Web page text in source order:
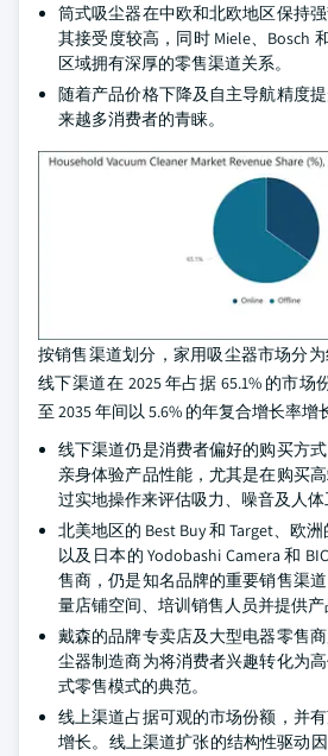
筒式吸尘器在中欧和北欧地区保持
其接受度较高，同时 Miele、Bosch
区域拥有深厚的零售渠道关系。
随着产品价格下降及自主导航精度
来越多消费者的青睐。
按销售渠道划分，家用吸尘器市场分为
线下渠道在 2025 年占据 65.1% 的市场
至 2035 年间以 5.6% 的年复合增长率增
线下渠道仍是消费者偏好的购买方
亲身体验产品性能，尤其是在购买
过实地操作来评估吸力、噪音及人体
北美地区的 Best Buy 和 Target、欧
以及日本的 Yodobashi Camera 和
售商，仍是知名品牌的重要销售渠
量店铺空间、培训销售人员并提供产
戴森的品牌专卖店及大型电器零售
尘器制造商为将消费者兴趣转化为
式零售模式的典范。
线上渠道占据可观的市场份额，并
增长。线上渠道扩张的结构性驱动